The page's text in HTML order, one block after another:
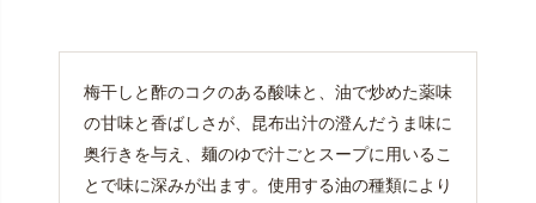
梅干しと酢のコクのある酸味と、油で炒めた薬味
の甘味と香ばしさが、昆布出汁の澄んだうま味に
奥行きを与え、麺のゆで汁ごとスープに用いるこ
とで味に深みが出ます。使用する油の種類により